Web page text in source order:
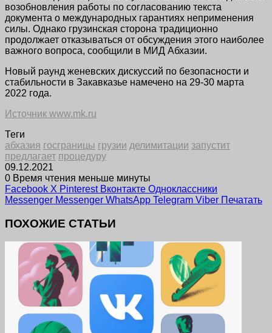
возобновления работы по согласованию текста
документа о международных гарантиях неприменения
силы. Однако грузинская сторона традиционно
продолжает отказываться от обсуждения этого наиболее
важного вопроса, сообщили в МИД Абхазии.
Новый раунд женевских дискуссий по безопасности и
стабильности в Закавказье намечено на 29-30 марта
2022 года.
Источник www.mk.ru
Теги
абхазия госграницы грузии делимитации запустит
предлагает процедуру
09.12.2021
0 Время чтения меньше минуты
Facebook X Pinterest Вконтакте Одноклассники
Messenger Messenger WhatsApp Telegram Viber Печатать
ПОХОЖИЕ СТАТЬИ